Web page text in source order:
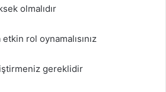
olmalıdır
etkin rol oynamalısınız
gereklidir